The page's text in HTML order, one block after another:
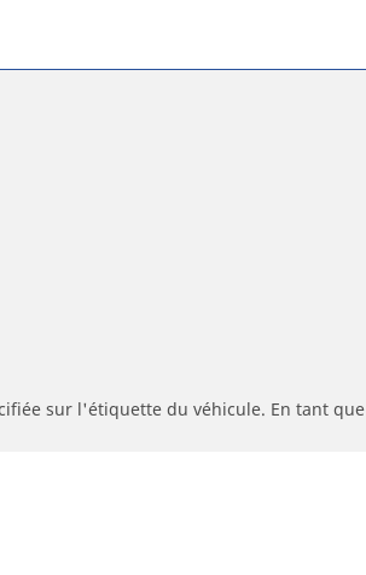
sur l'étiquette du véhicule. En tant que